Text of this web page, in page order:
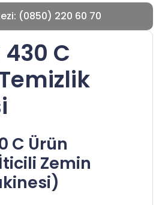
(0850) 220 60 70
C
C Ürün
Zemin